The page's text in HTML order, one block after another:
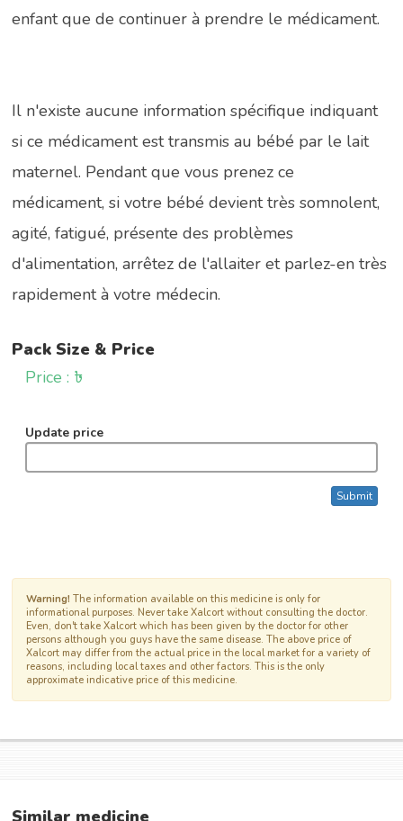
enfant que de continuer à prendre le médicament.
Il n'existe aucune information spécifique indiquant
si ce médicament est transmis au bébé par le lait
maternel. Pendant que vous prenez ce
médicament, si votre bébé devient très somnolent,
agité, fatigué, présente des problèmes
d'alimentation, arrêtez de l'allaiter et parlez-en très
rapidement à votre médecin.
Pack Size & Price
Price : ৳
Update price
Submit
Warning! The information available on this medicine is only for
informational purposes. Never take Xalcort without consulting the doctor.
Even, don't take Xalcort which has been given by the doctor for other
persons although you guys have the same disease. The above price of
Xalcort may differ from the actual price in the local market for a variety of
reasons, including local taxes and other factors. This is the only
approximate indicative price of this medicine.
Similar medicine